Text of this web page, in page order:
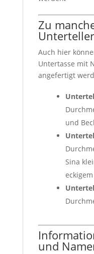
Zu
Auch hier
Untertasse mit
angefertigt
und
Sina
und